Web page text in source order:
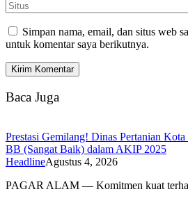
Simpan nama, email, dan situs web
untuk komentar saya berikutnya.
Baca Juga
Prestasi Gemilang! Dinas Pertanian
BB (Sangat Baik) dalam AKIP 2025
HeadlineAgustus 4, 2026
PAGAR ALAM — Komitmen kuat